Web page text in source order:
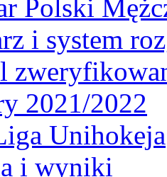
Polski
i system
2021/2022
Unihokeja
i wyniki